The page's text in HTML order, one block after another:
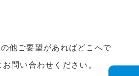
他ご要望があればどこへで
問い合わせください。